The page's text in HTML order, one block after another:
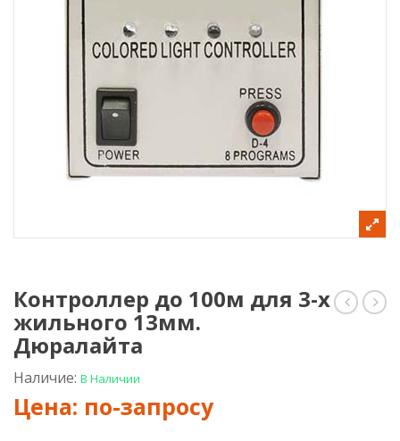
до до
Контроллер до 100м для 3-х
жильного 13мм.
Дюралайта
Наличие: В Наличии